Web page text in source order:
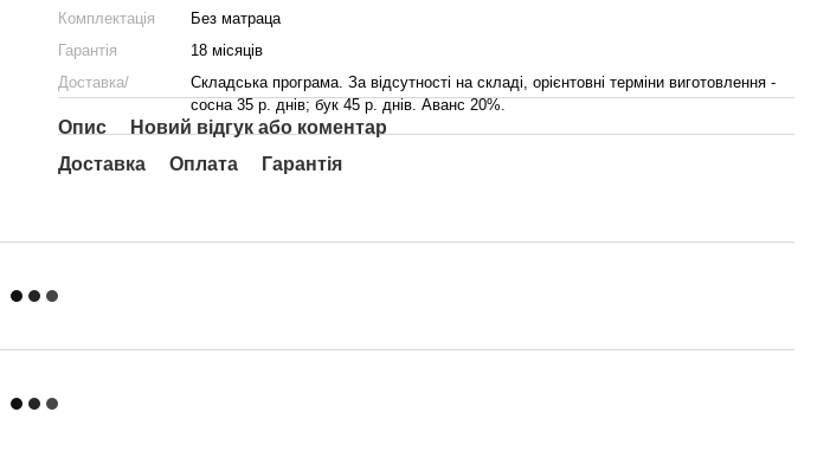
Комплектація
Без матраца
Гарантія
18 місяців
Доставка/
Складська програма. За відсутності на складі, орієнтовні терміни виготовлення -
сосна 35 р. днів; бук 45 р. днів. Аванс 20%.
Опис
Новий відгук або коментар
Доставка
Оплата Гарантія